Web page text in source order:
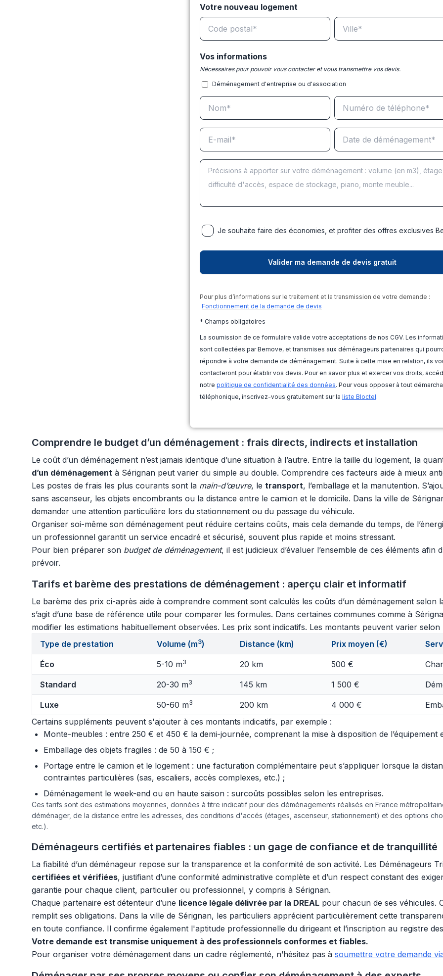
Votre nouveau logement
Vos informations
Nécessaires pour pouvoir vous contacter et vous transmettre vos devis.
Déménagement d'entreprise ou d'association
Je souhaite faire des économies, et profiter des offres exclusives
Pour plus d’informations sur le traitement et la transmission de votre demande :
Fonctionnement de la demande de devis
* Champs obligatoires
La soumission de ce formulaire valide votre acceptations de nos CGV. Les
sont collectées par Bemove, et transmises aux déménageurs partenaires qui
répondre à votre demande de déménagement. Suite à cette mise en relation, ils
contacteront pour établir vos devis. Pour en savoir plus et exercer vos droits,
notre politique de confidentialité des données. Pour vous opposer à tout
téléphonique, inscrivez-vous gratuitement sur la liste Bloctel.
Comprendre le budget d’un déménagement : frais directs, indirects et installation
Le coût d’un déménagement n’est jamais identique d’une situation à l’autre. Entre la taille du logement, la
d’un déménagement à Sérignan peut varier du simple au double. Comprendre ces facteurs aide à mieux
Les postes de frais les plus courants sont la main-d’œuvre, le transport, l’emballage et la manutention.
sans ascenseur, les objets encombrants ou la distance entre le camion et le domicile. Dans la ville de
demander une attention particulière lors du stationnement ou du passage du véhicule.
Organiser soi-même son déménagement peut réduire certains coûts, mais cela demande du temps, de
un professionnel garantit un service encadré et sécurisé, souvent plus rapide et moins stressant.
Pour bien préparer son budget de déménagement, il est judicieux d’évaluer l’ensemble de ces éléments
prévoir.
Tarifs et barème des prestations de déménagement : aperçu clair et informatif
Le barème des prix ci-après aide à comprendre comment sont calculés les coûts d’un déménagement selon
s’agit d’une base de référence utile pour comparer les formules. Dans certaines communes comme à
modifier les estimations habituellement observées. Les prix sont indicatifs. Les montants peuvent varier
Type de prestation
Volume (m3) Distance (km) Prix moyen (€)
Éco 5-10 m3 20 km 500 €
Standard 20-30 m3 145 km 1 500 €
Luxe 50-60 m3 200 km 4 000 €
Certains suppléments peuvent s'ajouter à ces montants indicatifs, par exemple :
Monte-meubles : entre 250 € et 450 € la demi-journée, comprenant la mise à disposition de l’équipement
Emballage des objets fragiles : de 50 à 150 € ;
Portage entre le camion et le logement : une facturation complémentaire peut s’appliquer lorsque la
contraintes particulières (sas, escaliers, accès complexes, etc.) ;
Déménagement le week-end ou en haute saison : surcoûts possibles selon les entreprises.
Ces tarifs sont des estimations moyennes, données à titre indicatif pour des déménagements réalisés en France
déménager, de la distance entre les adresses, des conditions d'accés (étages, ascenseur, stationnement) et des options
etc.).
Déménageurs certifiés et partenaires fiables : un gage de confiance et de tranquillité
La fiabilité d’un déménageur repose sur la transparence et la conformité de son activité. Les Déménageurs
certifiées et vérifiées, justifiant d’une conformité administrative complète et d’un respect constant des
garantie pour chaque client, particulier ou professionnel, y compris à Sérignan.
Chaque partenaire est détenteur d’une licence légale délivrée par la DREAL pour chacun de ses véhicules.
remplit ses obligations. Dans la ville de Sérignan, les particuliers apprécient particulièrement cette
en toute confiance. Il confirme également l'aptitude professionnelle du dirigeant et l’inscription au registre
Votre demande est transmise uniquement à des professionnels conformes et fiables.
Pour organiser votre déménagement dans un cadre réglementé, n’hésitez pas à soumettre votre demande